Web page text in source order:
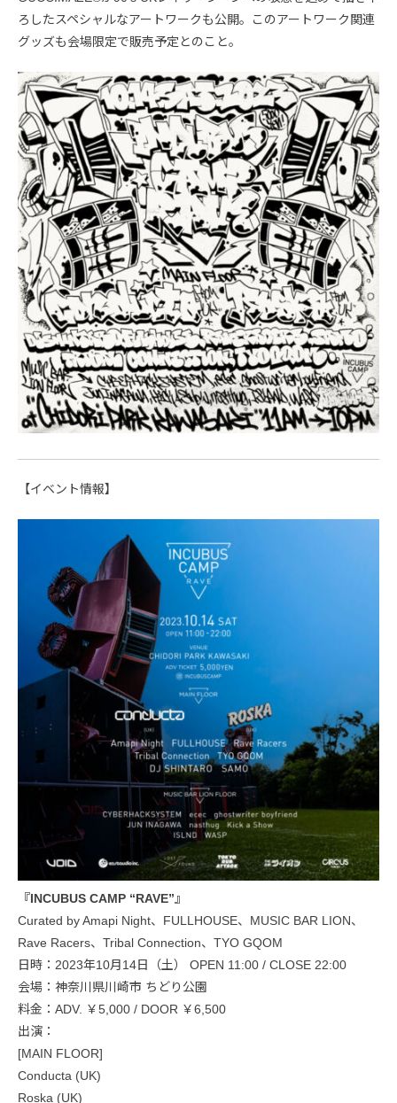
ろしたスペシャルなアートワークも公開。このアートワーク関連
グッズも会場限定で販売予定とのこと。
【イベント情報】
『INCUBUS CAMP “RAVE”』
Curated by Amapi Night、FULLHOUSE、MUSIC BAR LION、
Rave Racers、Tribal Connection、TYO GQOM
日時：2023年10月14日（土） OPEN 11:00 / CLOSE 22:00
会場：神奈川県川崎市 ちどり公園
料金：ADV. ￥5,000 / DOOR ￥6,500
出演：
[MAIN FLOOR]
Conducta (UK)
Roska (UK)